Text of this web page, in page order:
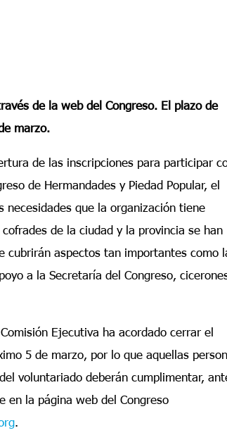
de la web del Congreso. El plazo de
marzo.
de las inscripciones para participar
de Hermandades y Piedad Popular, el
necesidades que la organización tiene
de la ciudad y la provincia se han
cubrirán aspectos tan importantes como
a la Secretaría del Congreso,
Ejecutiva ha acordado cerrar el
5 de marzo, por lo que aquellas
voluntariado deberán cumplimentar,
en la página web del Congreso
.